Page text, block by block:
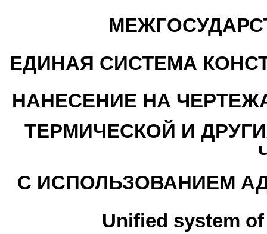
ЕДИНАЯ СИСТЕМА
НАНЕСЕНИЕ НА
ТЕРМИЧЕСКОЙ И
С ИСПОЛЬЗОВАНИЕМ
Unified system